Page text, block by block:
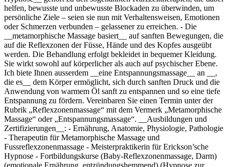
helfen, bewusste und unbewusste Blockaden zu überwinden, um
persönliche Ziele – seien sie nun mit Verhaltensweisen, Emotionen
oder Schmerzen verbunden – gelassener zu erreichen. - Die
__metamorphische Massage basiert__ auf sanften Bewegungen, die
auf die Reflexzonen der Füsse, Hände und des Kopfes ausgeübt
werden. Die Behandlung erfolgt bekleidet in bequemer Kleidung.
Sie wirkt sowohl auf körperlicher als auch auf psychischer Ebene.
Ich biete Ihnen ausserdem __eine Entspannungsmassage__ an __,
die es__ dem Körper ermöglicht, sich durch sanften Druck und die
Anwendung von warmem Öl sanft zu entspannen und so eine tiefe
Entspannung zu fördern. Vereinbaren Sie einen Termin unter der
Rubrik „Reflexzonenmassage“ mit dem Vermerk „Metamorphische
Massage“ oder „Entspannungsmassage“. __Ausbildungen und
Zertifizierungen__: - Ernährung, Anatomie, Physiologie, Pathologie
- Therapeutin für Metamorphische Massage und
Fussreflexzonenmassage - Meisterpraktikerin für Erickson’sche
Hypnose - Fortbildungskurse (Baby-Reflexzonenmassage, Darm)
(emotionale Ernährung, entzündungshemmend) (Hypnose zur